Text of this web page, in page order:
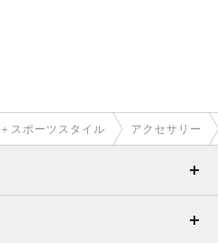
スポーツスタイル アクセサリー